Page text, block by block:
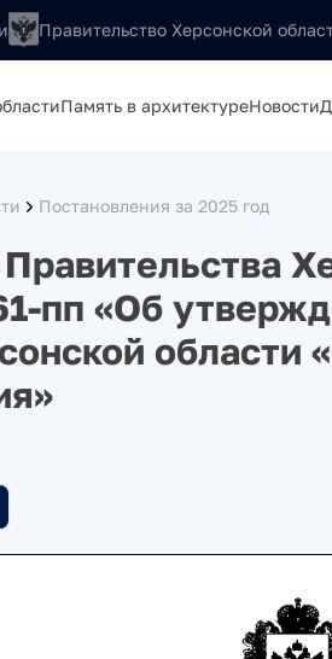
Правительство Херсонской
Память в архитектуреНовости
Постановления за 2025 год
пп «Об
области